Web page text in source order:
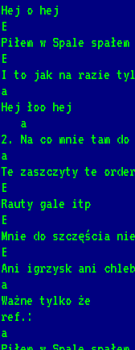
1/17/2025
Wehikuł czasu
* Dzieci
Była sobie
[Fasolki]
Never Going
1/7/2026[Fleetwood
Hej o hej
E
Piłem w Spale
E
I to jak na razie
a
Hej łoo hej
   a
2. Na co mnie tam
a
Te zaszczyty te
E
Rauty gale itp
E
Mnie do szczęścia
E
Ani igrzysk ani
a
Ważne tylko że
ref.:
a